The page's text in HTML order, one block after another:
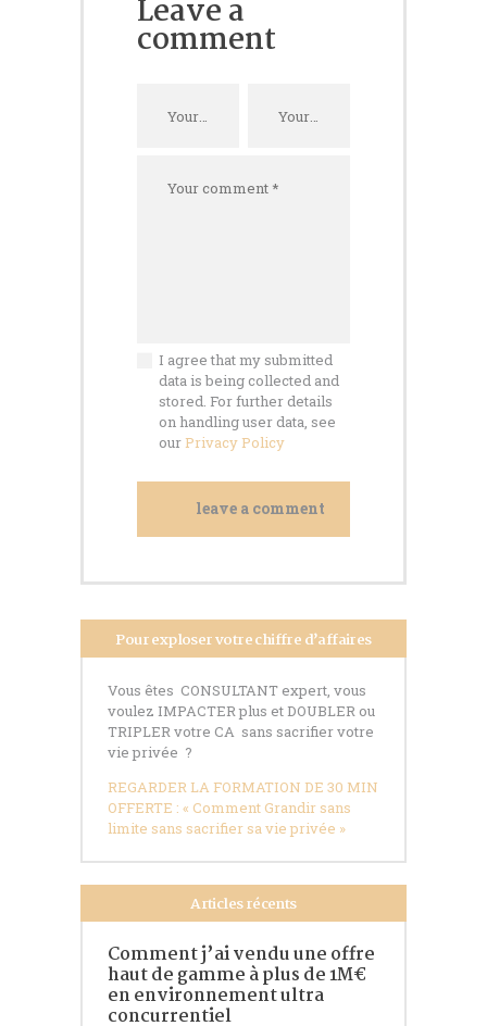
Leave a
comment
I agree that my submitted
data is being collected and
stored. For further details
on handling user data, see
our Privacy Policy
Pour exploser votre chiffre d’affaires
Vous êtes CONSULTANT expert, vous
voulez IMPACTER plus et DOUBLER ou
TRIPLER votre CA sans sacrifier votre
vie privée ?
REGARDER LA FORMATION DE 30 MIN
OFFERTE : « Comment Grandir sans
limite sans sacrifier sa vie privée »
Articles récents
Comment j’ai vendu une offre
haut de gamme à plus de 1M€
en environnement ultra
concurrentiel